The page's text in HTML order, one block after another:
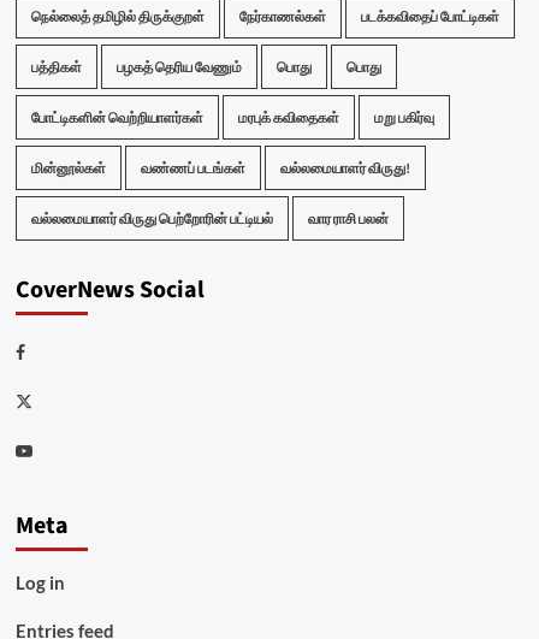
நெல்லைத் தமிழில் திருக்குறள் நேர்காணல்கள் படக்கவிதைப் போட்டிகள்
பத்திகள் பழகத் தெரிய வேணும் பொது பொது
போட்டிகளின் வெற்றியாளர்கள் மரபுக் கவிதைகள் மறு பகிர்வு
மின்னூல்கள் வண்ணப் படங்கள் வல்லமையாளர் விருது!
வல்லமையாளர் விருது பெற்றோரின் பட்டியல் வார ராசி பலன்
CoverNews Social
Facebook
Twitter
Youtube
Meta
Log in
Entries feed